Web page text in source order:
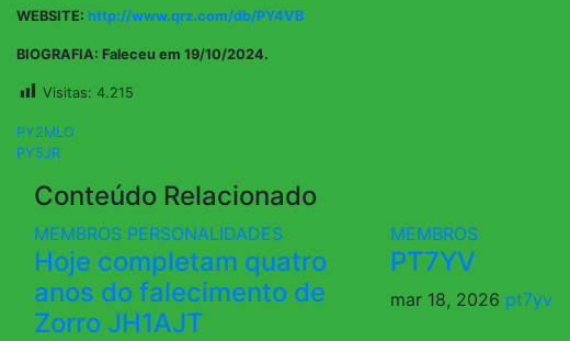
WEBSITE: http://www.qrz.com/db/PY4VB
BIOGRAFIA: Faleceu em 19/10/2024.
Visitas: 4.215
Navegação
de
Post
PY2MLO
PY5JR
Conteúdo Relacionado
MEMBROS PERSONALIDADES
Hoje completam quatro
anos do falecimento de
Zorro JH1AJT
MEMBROS
PT7YV
mar 18, 2026 pt7yv